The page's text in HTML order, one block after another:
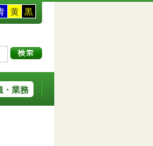
黄 黒
・業務